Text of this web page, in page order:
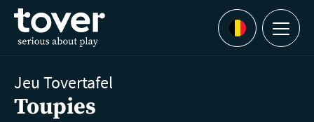
Aller au contenu principal
Languages
Menu
Jeu Tovertafel
Toupies